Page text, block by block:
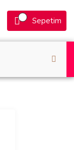
Sepetim